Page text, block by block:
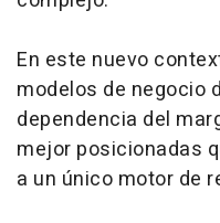
En este nuevo
modelos de negocio
dependencia del
mejor posicionadas
a un único motor de